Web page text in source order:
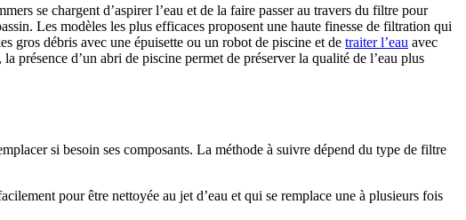
se chargent d’aspirer l’eau et de la faire passer au travers du filtre pour
Les modèles les plus efficaces proposent une haute finesse de filtration qui
gros débris avec une épuisette ou un robot de piscine et de traiter l’eau avec
présence d’un abri de piscine permet de préserver la qualité de l’eau plus
si besoin ses composants. La méthode à suivre dépend du type de filtre
pour être nettoyée au jet d’eau et qui se remplace une à plusieurs fois